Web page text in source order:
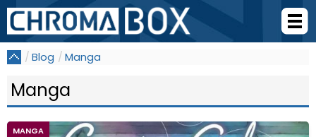
Blog Manga
Manga
MANGA